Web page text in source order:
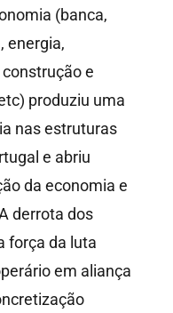
(banca,
energia,
e
produziu uma
nas estruturas
e abriu
da economia e
derrota dos
força da luta
em aliança